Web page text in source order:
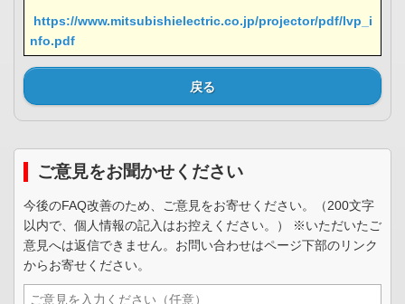
https://www.mitsubishielectric.co.jp/projector/pdf/lvp_i
nfo.pdf
戻る
ご意見をお聞かせください
今後のFAQ改善のため、ご意見をお寄せください。（200文字
以内で、個人情報の記入はお控えください。） ※いただいたご
意見へは返信できません。お問い合わせはページ下部のリンク
からお寄せください。